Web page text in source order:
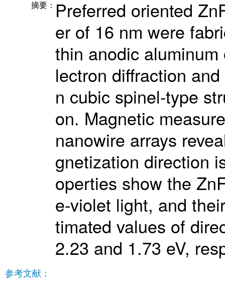
摘要： Preferred oriented
er of 16 nm were
thin anodic
lectron diffraction
n cubic spinel-type
on. Magnetic
nanowire arrays
gnetization direction
operties show the
e-violet light, and
timated values of
2.23 and 1.73 eV,
参考文献：